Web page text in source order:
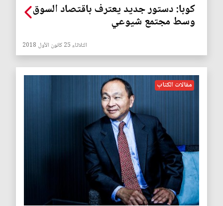
كوبا: دستور جديد يعترف باقتصاد السوق
وسط مجتمع شيوعي
الثلاثاء 25 كانون الأول 2018
مقالات الكتاب